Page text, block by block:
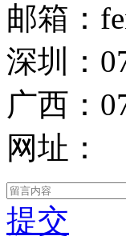
邮箱：
深圳：
广西：
网址：
提交